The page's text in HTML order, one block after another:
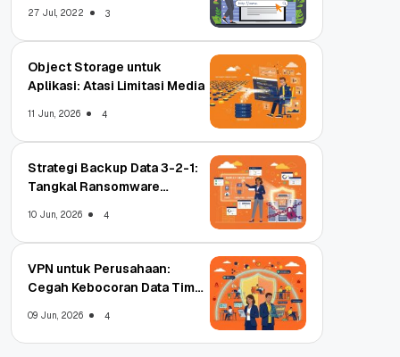
27 Jul, 2022 3
Object Storage untuk
Aplikasi: Atasi Limitasi Media
11 Jun, 2026 4
Strategi Backup Data 3-2-1:
Tangkal Ransomware
10 Jun, 2026 4
VPN untuk Perusahaan:
Cegah Kebocoran Data Tim
09 Jun, 2026 4